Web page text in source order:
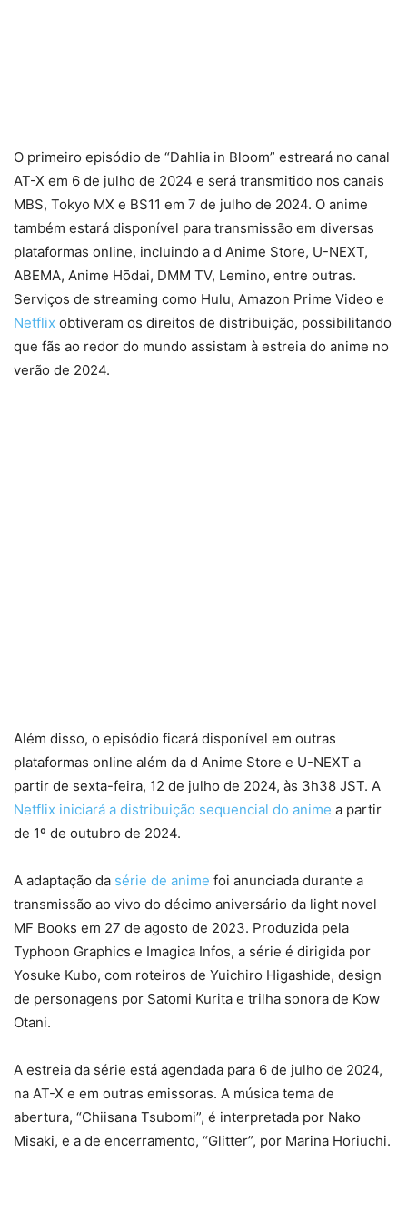
O primeiro episódio de “Dahlia in Bloom” estreará no canal
AT-X em 6 de julho de 2024 e será transmitido nos canais
MBS, Tokyo MX e BS11 em 7 de julho de 2024. O anime
também estará disponível para transmissão em diversas
plataformas online, incluindo a d Anime Store, U-NEXT,
ABEMA, Anime Hōdai, DMM TV, Lemino, entre outras.
Serviços de streaming como Hulu, Amazon Prime Video e
Netflix obtiveram os direitos de distribuição, possibilitando
que fãs ao redor do mundo assistam à estreia do anime no
verão de 2024.
Além disso, o episódio ficará disponível em outras
plataformas online além da d Anime Store e U-NEXT a
partir de sexta-feira, 12 de julho de 2024, às 3h38 JST. A
Netflix iniciará a distribuição sequencial do anime a partir
de 1º de outubro de 2024.
A adaptação da série de anime foi anunciada durante a
transmissão ao vivo do décimo aniversário da light novel
MF Books em 27 de agosto de 2023. Produzida pela
Typhoon Graphics e Imagica Infos, a série é dirigida por
Yosuke Kubo, com roteiros de Yuichiro Higashide, design
de personagens por Satomi Kurita e trilha sonora de Kow
Otani.
A estreia da série está agendada para 6 de julho de 2024,
na AT-X e em outras emissoras. A música tema de
abertura, “Chiisana Tsubomi”, é interpretada por Nako
Misaki, e a de encerramento, “Glitter”, por Marina Horiuchi.